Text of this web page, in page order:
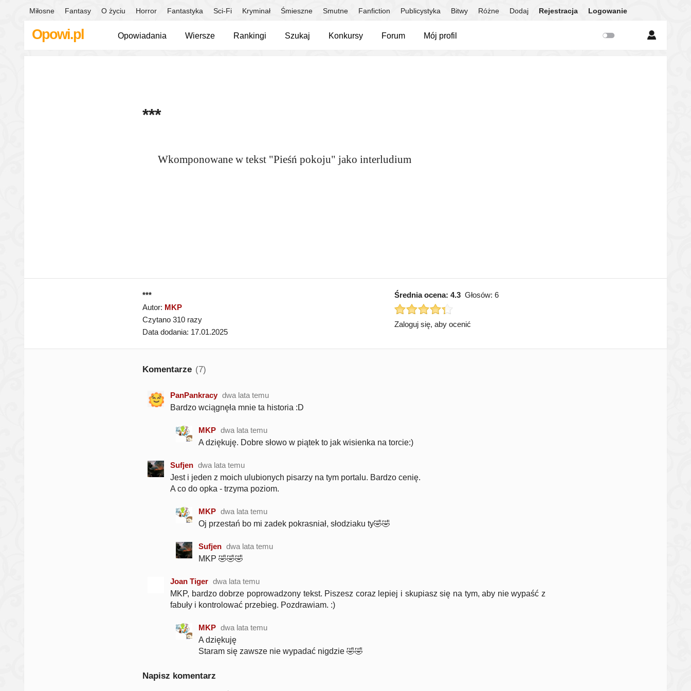
Miłosne Fantasy O życiu Horror Fantastyka Sci-Fi Kryminał Śmieszne Smutne Fanfiction Publicystyka Bitwy Różne Dodaj Rejestracja Logowanie
Opowi.pl Opowiadania Wiersze Rankingi Szukaj Konkursy Forum Mój profil
***
Wkomponowane w tekst "Pieśń pokoju" jako interludium
***
Autor: MKP
Czytano 310 razy
Data dodania: 17.01.2025
Średnia ocena: 4.3 Głosów: 6
Zaloguj się, aby ocenić
Komentarze (7)
PanPankracy dwa lata temu
Bardzo wciągnęła mnie ta historia :D
MKP dwa lata temu
A dziękuję. Dobre słowo w piątek to jak wisienka na torcie:)
Sufjen dwa lata temu
Jest i jeden z moich ulubionych pisarzy na tym portalu. Bardzo cenię.
A co do opka - trzyma poziom.
MKP dwa lata temu
Oj przestań bo mi zadek pokrasniał, słodziaku ty🤣🤣
Sufjen dwa lata temu
MKP 🤣🤣🤣
Joan Tiger dwa lata temu
MKP, bardzo dobrze poprowadzony tekst. Piszesz coraz lepiej i skupiasz się na tym, aby nie wypaść z
fabuły i kontrolować przebieg. Pozdrawiam. :)
MKP dwa lata temu
A dziękuję
Staram się zawsze nie wypadać nigdzie 🤣🤣
Napisz komentarz